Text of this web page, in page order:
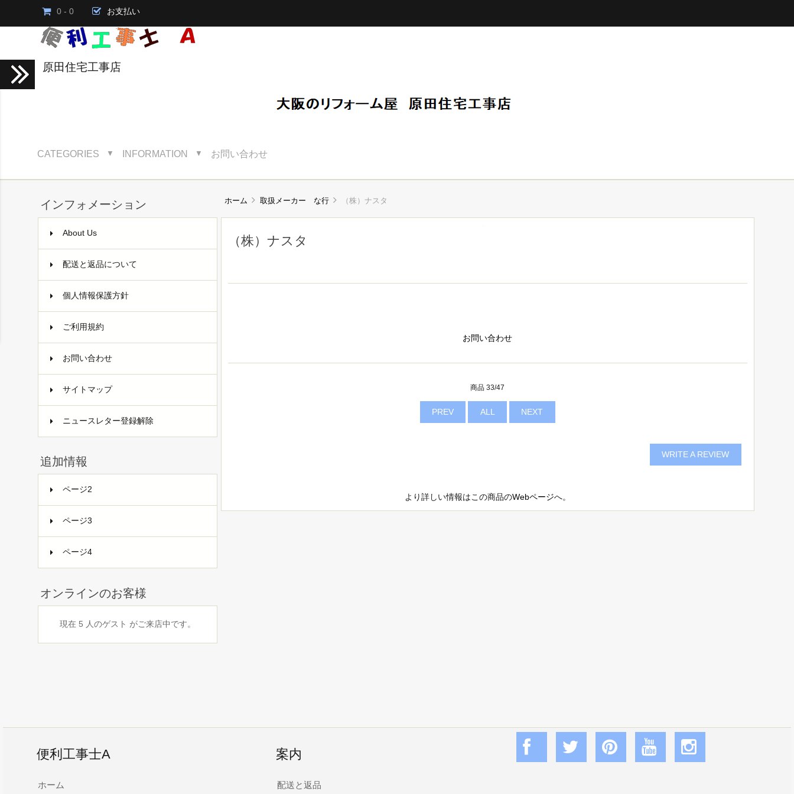
0 - 0 お支払い
原田住宅工事店
CATEGORIES ▼ INFORMATION ▼ お問い合わせ
インフォメーション
About Us
配送と返品について
個人情報保護方針
ご利用規約
お問い合わせ
サイトマップ
ニュースレター登録解除
追加情報
ページ2
ページ3
ページ4
オンラインのお客様
現在 5 人のゲスト がご来店中です。
ホーム 取扱メーカー な行 （株）ナスタ
（株）ナスタ
お問い合わせ
商品 33/47
PREV ALL NEXT
WRITE A REVIEW
より詳しい情報はこの商品のWebページへ。
便利工事士A
ホーム
案内
配送と返品